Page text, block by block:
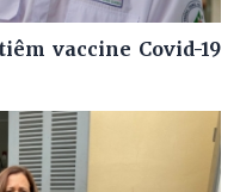
vaccine Covid-19